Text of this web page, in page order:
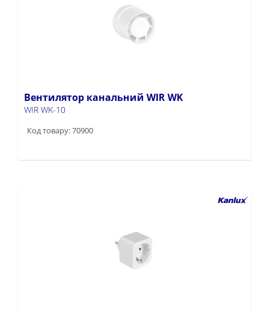
Вентилятор канальний WIR WK
WIR WK-10
Код товару: 70900